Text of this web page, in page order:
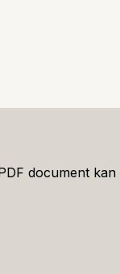
document